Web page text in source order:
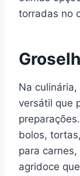
torradas no
Na
versátil que
bolos,
para
agridoce